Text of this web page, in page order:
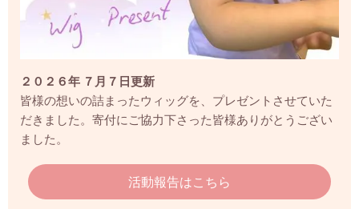
２０２６年 ７月７日更新
皆様の想いの詰まったウィッグを、プレゼントさせていた
だきました。 寄付にご協力下さった皆様ありがとうござい
ました。
活動報告はこちら